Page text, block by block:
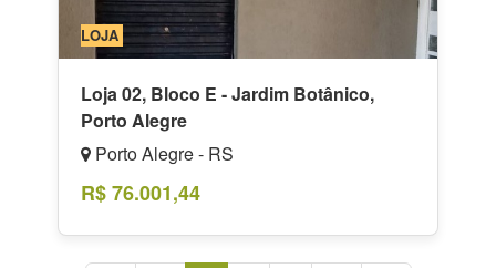
LOJA
Loja 02, Bloco E - Jardim Botânico,
Porto Alegre
Porto Alegre - RS
R$ 76.001,44